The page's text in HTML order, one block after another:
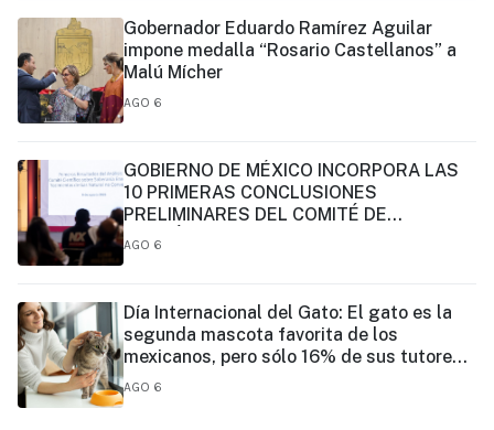
Gobernador Eduardo Ramírez Aguilar
impone medalla “Rosario Castellanos” a
Malú Mícher
AGO 6
GOBIERNO DE MÉXICO INCORPORA LAS
10 PRIMERAS CONCLUSIONES
PRELIMINARES DEL COMITÉ DE
CIENTÍFICOS Y ESPECIALISTAS PARA EL
PRESIDENTA CLAUDIA SHEINBAUM
AGO 6
Día Internacional del Gato: El gato es la
segunda mascota favorita de los
mexicanos, pero sólo 16% de sus tutores
prioriza su vacunación
AGO 6